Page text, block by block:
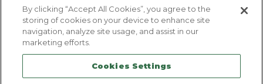
Politique d'utilisation des cookies
Politique de confidentialité
Mentions légales
Plan du site
By clicking “Accept All Cookies”, you agree to the
storing of cookies on your device to enhance site
navigation, analyze site usage, and assist in our
marketing efforts.
Cookies Settings